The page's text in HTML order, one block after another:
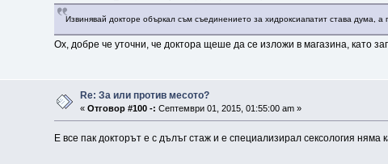
Извинявай докторе объркал съм съединението за хидроксиапатит става дума, а
Ох, добре че уточни, че доктора щеше да се изложи в магазина, като
Re: За или против месото?
«Отговор #100 -: Септември 01, 2015, 01:55:00 am »
Е все пак докторът е с дълъг стаж и е специализирал сексология